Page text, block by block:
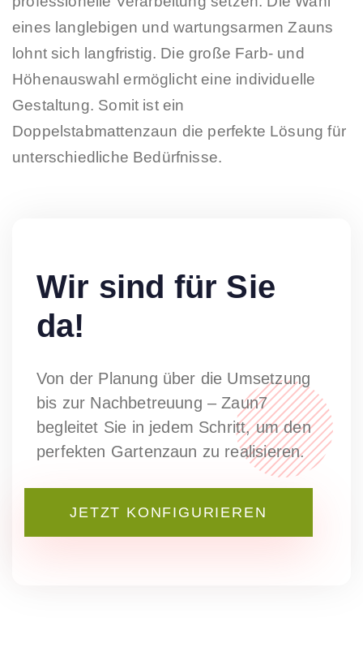
eines langlebigen und wartungsarmen Zauns
lohnt sich langfristig. Die große Farb- und
Höhenauswahl ermöglicht eine individuelle
Gestaltung. Somit ist ein
Doppelstabmattenzaun die perfekte Lösung für
unterschiedliche Bedürfnisse.
Wir sind für Sie
da!
Von der Planung über die Umsetzung
bis zur Nachbetreuung – Zaun7
begleitet Sie in jedem Schritt, um den
perfekten Gartenzaun zu realisieren.
JETZT KONFIGURIEREN